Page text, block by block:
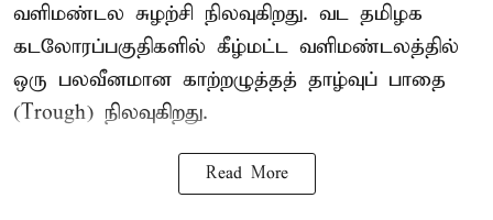
வளிமண்டல சுழற்சி நிலவுகிறது. வட தமிழக
கடலோரப்பகுதிகளில் கீழ்மட்ட வளிமண்டலத்தில்
ஒரு பலவீனமான காற்றழுத்தத் தாழ்வுப் பாதை
(Trough) நிலவுகிறது.
Read More